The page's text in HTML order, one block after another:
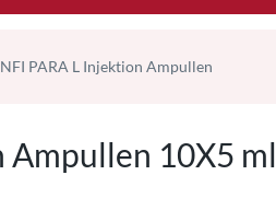
PARA L Injektion Ampullen
Ampullen 10X5 ml